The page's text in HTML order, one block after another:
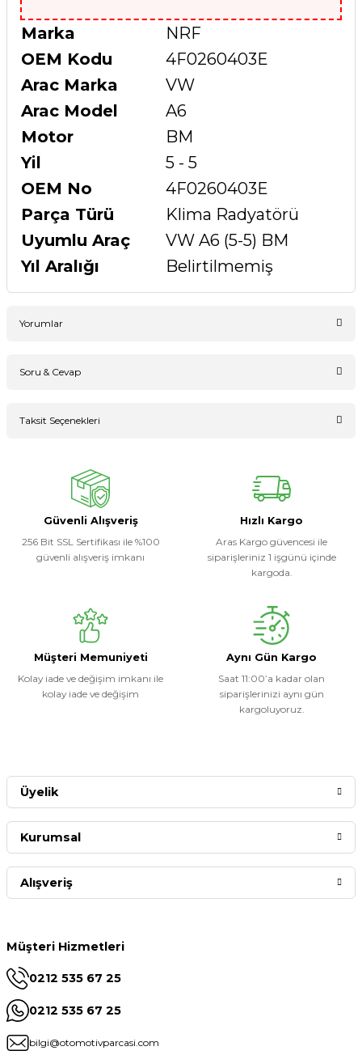
Marka
NRF
OEM Kodu
4F0260403E
Arac Marka
VW
Arac Model
A6
Motor
BM
Yil
5 - 5
OEM No
4F0260403E
Parça Türü
Klima Radyatörü
Uyumlu Araç
VW A6 (5-5) BM
Yıl Aralığı
Belirtilmemiş
Yorumlar
Soru & Cevap
Taksit Seçenekleri
Güvenli Alışveriş
256 Bit SSL Sertifikası ile %100
güvenli alışveriş imkanı
Hızlı Kargo
Aras Kargo güvencesi ile
siparişleriniz 1 işgünü içinde
kargoda.
Müşteri Memuniyeti
Kolay iade ve değişim imkanı ile
kolay iade ve değişim
Aynı Gün Kargo
Saat 11:00’a kadar olan
siparişlerinizi aynı gün
kargoluyoruz.
Müşteri Hizmetleri
0212 535 67 25
0212 535 67 25
bilgi@otomotivparcasi.com
Üyelik
Kurumsal
Alışveriş